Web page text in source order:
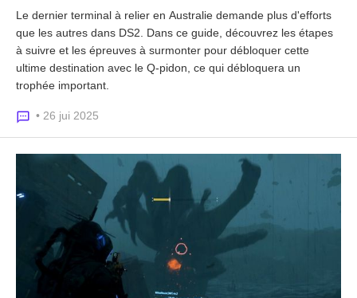
Le dernier terminal à relier en Australie demande plus d'efforts
que les autres dans DS2. Dans ce guide, découvrez les étapes
à suivre et les épreuves à surmonter pour débloquer cette
ultime destination avec le Q-pidon, ce qui débloquera un
trophée important.
• 26 jui 2025